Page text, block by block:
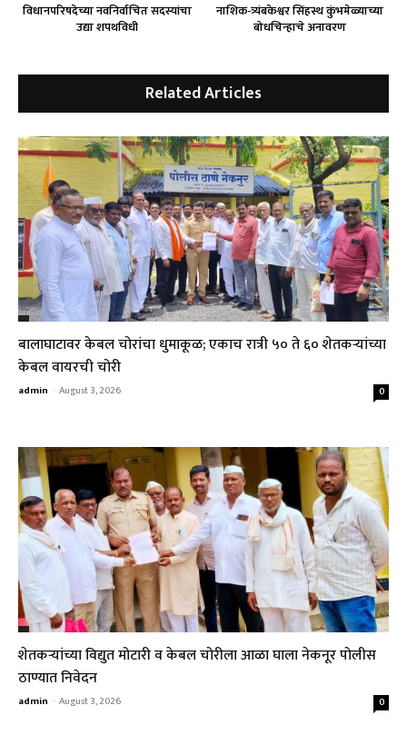
विधानपरिषदेच्या नवनिर्वाचित सदस्यांचा
उद्या शपथविधी
नाशिक-त्र्यंबकेश्वर सिंहस्थ कुंभमेळ्याच्या
बोधचिन्हाचे अनावरण
Related Articles
बालाघाटावर केबल चोरांचा धुमाकूळ; एकाच रात्री ५० ते ६० शेतकऱ्यांच्या
केबल वायरची चोरी
admin - August 3, 2026 0
शेतकऱ्यांच्या विद्युत मोटारी व केबल चोरीला आळा घाला नेकनूर पोलीस
ठाण्यात निवेदन
admin - August 3, 2026 0